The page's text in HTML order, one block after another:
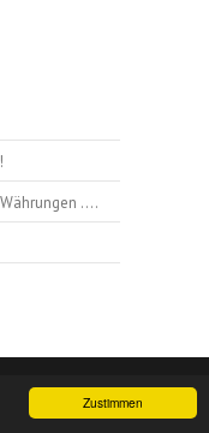
Zustimmen
….
Datenschutz|
by:WordPress